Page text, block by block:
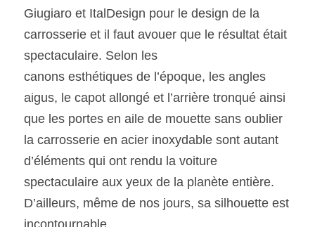
Giugiaro et ItalDesign pour le design de la
carrosserie et il faut avouer que le résultat était
spectaculaire. Selon les
canons esthétiques de l’époque, les angles
aigus, le capot allongé et l’arrière tronqué ainsi
que les portes en aile de mouette sans oublier
la carrosserie en acier inoxydable sont autant
d’éléments qui ont rendu la voiture
spectaculaire aux yeux de la planète entière.
D’ailleurs, même de nos jours, sa silhouette est
incontournable.